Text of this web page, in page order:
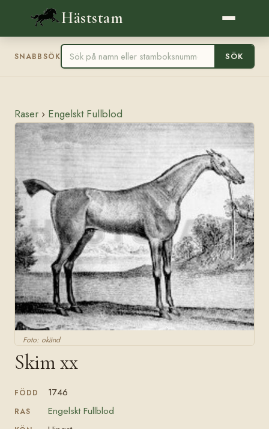
Häststam
SNABBSÖK SÖK
Raser › Engelskt Fullblod
Foto: okänd
Skim xx
FÖDD 1746
RAS Engelskt Fullblod